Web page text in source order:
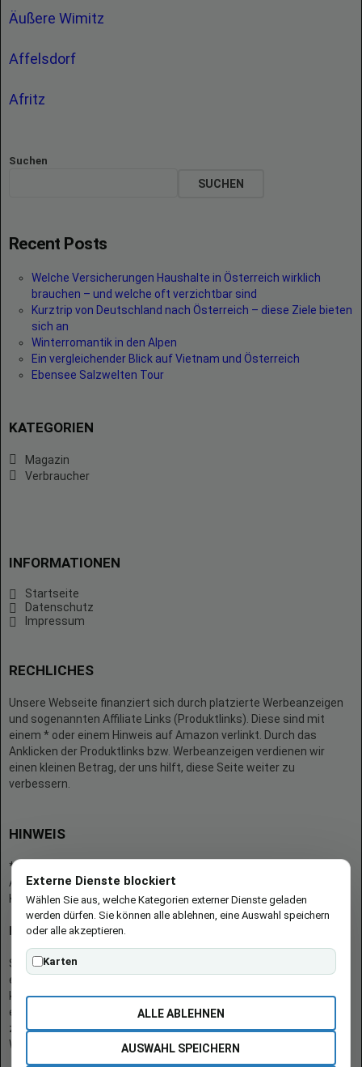
Äußere Wimitz
Affelsdorf
Afritz
Suchen
SUCHEN
Recent Posts
Welche Versicherungen Haushalte in Österreich wirklich
brauchen – und welche oft verzichtbar sind
Kurztrip von Deutschland nach Österreich – diese Ziele bieten
sich an
Winterromantik in den Alpen
Ein vergleichender Blick auf Vietnam und Österreich
Ebensee Salzwelten Tour
KATEGORIEN
Magazin
Verbraucher
INFORMATIONEN
Startseite
Datenschutz
Impressum
RECHLICHES
Unsere Webseite finanziert sich durch platzierte Werbeanzeigen
und sogenannten Affiliate Links (Produktlinks). Diese sind mit
einem * oder einem Hinweis auf Amazon verlinkt. Durch das
Anklicken der Produktlinks bzw. Werbeanzeigen verdienen wir
einen kleinen Betrag, der uns hilft, diese Seite weiter zu
verbessern.
HINWEIS
* = Afilliate-Link (=Werbung)
Als Amazon-Partner verdient der Seitenbetreiber an qualifizierten
Käufen.
Hinweis zu Preisen und Verfügbarkeiten
Sofern Produktpreise und Verfügbarkeiten angezeigt werden,
entsprechen diese dem angegebenen Stand (Datum/Uhrzeit) und
können sich auf der verlinkten Seite jederzeit ändern. Für den Kauf
eines Produkts gelten die Angaben zu Preis und Verfügbarkeit, die
zum Kaufzeitpunkt [auf der/den maßgeblichen Amazon-
Website(s)] angezeigt werden.
Externe Dienste blockiert
Wählen Sie aus, welche Kategorien externer Dienste geladen
werden dürfen. Sie können alle ablehnen, eine Auswahl speichern
oder alle akzeptieren.
Karten
ALLE ABLEHNEN
AUSWAHL SPEICHERN